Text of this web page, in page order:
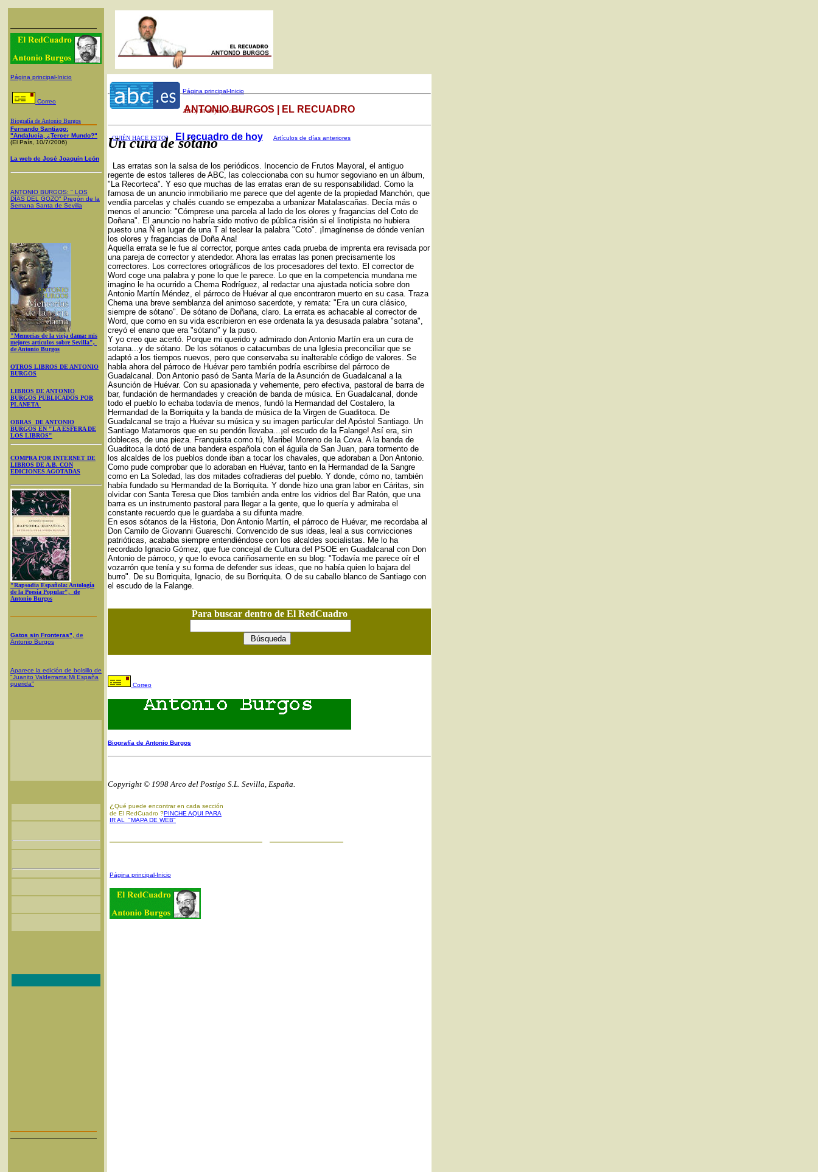
Página principal-Inicio
Correo
Biografía de Antonio Burgos
Fernando Santiago:
"Andalucía, ¿Tercer Mundo?"
(El País, 10/7/2006)
La web de José Joaquín León
ANTONIO BURGOS: " LOS
DÍAS DEL GOZO" Pregón de la
Semana Santa de Sevilla
"Memorias de la vieja dama: mis
mejores artículos sobre Sevilla",
de Antonio Burgos
OTROS LIBROS DE ANTONIO
BURGOS
LIBROS DE ANTONIO
BURGOS PUBLICADOS POR
PLANETA
OBRAS DE ANTONIO
BURGOS EN "LA ESFERA DE
LOS LIBROS"
COMPRA POR INTERNET DE
LIBROS DE A.B. CON
EDICIONES AGOTADAS
"Rapsodia Española: Antología
de la Poesía Popular", de
Antonio Burgos
Gatos sin Fronteras" , de
Antonio Burgos
Aparece la edición de bolsillo de
"Juanito Valderrama:Mi España
querida"
Página principal-Inicio
ABC, 18 de junio de 2012
¿QUIÉN HACE ESTO? El recuadro de hoy Artículos de días anteriores
ANTONIO BURGOS | EL RECUADRO
Un cura de sótano
Las erratas son la salsa de los periódicos. Inocencio de Frutos Mayoral, el antiguo
regente de estos talleres de ABC, las coleccionaba con su humor segoviano en un álbum,
"La Recorteca". Y eso que muchas de las erratas eran de su responsabilidad. Como la
famosa de un anuncio inmobiliario me parece que del agente de la propiedad Manchón, que
vendía parcelas y chalés cuando se empezaba a urbanizar Matalascañas. Decía más o
menos el anuncio: "Cómprese una parcela al lado de los olores y fragancias del Coto de
Doñana". El anuncio no habría sido motivo de pública risión si el linotipista no hubiera
puesto una Ñ en lugar de una T al teclear la palabra "Coto". ¡Imagínense de dónde venían
los olores y fragancias de Doña Ana!
Aquella errata se le fue al corrector, porque antes cada prueba de imprenta era revisada por
una pareja de corrector y atendedor. Ahora las erratas las ponen precisamente los
correctores. Los correctores ortográficos de los procesadores del texto. El corrector de
Word coge una palabra y pone lo que le parece. Lo que en la competencia mundana me
imagino le ha ocurrido a Chema Rodríguez, al redactar una ajustada noticia sobre don
Antonio Martín Méndez, el párroco de Huévar al que encontraron muerto en su casa. Traza
Chema una breve semblanza del animoso sacerdote, y remata: "Era un cura clásico,
siempre de sótano". De sótano de Doñana, claro. La errata es achacable al corrector de
Word, que como en su vida escribieron en ese ordenata la ya desusada palabra "sotana",
creyó el enano que era "sótano" y la puso.
Y yo creo que acertó. Porque mi querido y admirado don Antonio Martín era un cura de
sotana...y de sótano. De los sótanos o catacumbas de una Iglesia preconciliar que se
adaptó a los tiempos nuevos, pero que conservaba su inalterable código de valores. Se
habla ahora del párroco de Huévar pero también podría escribirse del párroco de
Guadalcanal. Don Antonio pasó de Santa María de la Asunción de Guadalcanal a la
Asunción de Huévar. Con su apasionada y vehemente, pero efectiva, pastoral de barra de
bar, fundación de hermandades y creación de banda de música. En Guadalcanal, donde
todo el pueblo lo echaba todavía de menos, fundó la Hermandad del Costalero, la
Hermandad de la Borriquita y la banda de música de la Virgen de Guaditoca. De
Guadalcanal se trajo a Huévar su música y su imagen particular del Apóstol Santiago. Un
Santiago Matamoros que en su pendón llevaba...¡el escudo de la Falange! Así era, sin
dobleces, de una pieza. Franquista como tú, Maribel Moreno de la Cova. A la banda de
Guaditoca la dotó de una bandera española con el águila de San Juan, para tormento de
los alcaldes de los pueblos donde iban a tocar los chavales, que adoraban a Don Antonio.
Como pude comprobar que lo adoraban en Huévar, tanto en la Hermandad de la Sangre
como en La Soledad, las dos mitades cofradieras del pueblo. Y donde, cómo no, también
había fundado su Hermandad de la Borriquita. Y donde hizo una gran labor en Cáritas, sin
olvidar con Santa Teresa que Dios también anda entre los vidrios del Bar Ratón, que una
barra es un instrumento pastoral para llegar a la gente, que lo quería y admiraba el
constante recuerdo que le guardaba a su difunta madre.
En esos sótanos de la Historia, Don Antonio Martín, el párroco de Huévar, me recordaba al
Don Camilo de Giovanni Guareschi. Convencido de sus ideas, leal a sus convicciones
patrióticas, acababa siempre entendiéndose con los alcaldes socialistas. Me lo ha
recordado Ignacio Gómez, que fue concejal de Cultura del PSOE en Guadalcanal con Don
Antonio de párroco, y que lo evoca cariñosamente en su blog: "Todavía me parece oír el
vozarrón que tenía y su forma de defender sus ideas, que no había quien lo bajara del
burro". De su Borriquita, Ignacio, de su Borriquita. O de su caballo blanco de Santiago con
el escudo de la Falange.
Para buscar dentro de El RedCuadro
Correo
Biografía de Antonio Burgos
Copyright © 1998 Arco del Postigo S.L. Sevilla, España.
¿ Qué puede encontrar en cada sección
de El RedCuadro ?PINCHE AQUI PARA
IR AL "MAPA DE WEB"
Página principal-Inicio